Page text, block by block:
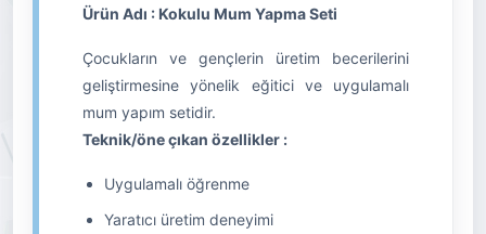
Ürün Adı : Kokulu Mum Yapma Seti
Çocukların ve gençlerin üretim becerilerini
geliştirmesine yönelik eğitici ve uygulamalı
mum yapım setidir.
Teknik/öne çıkan özellikler :
Uygulamalı öğrenme
Yaratıcı üretim deneyimi